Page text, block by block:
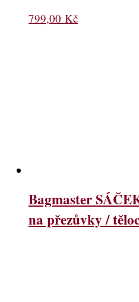
799,00 Kč
Bagmaster
na přezůvky /